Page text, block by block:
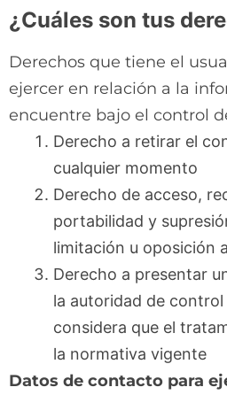
¿Cuáles son tus
Derechos que tiene el
ejercer en relación a la
encuentre bajo el control
Derecho a retirar el
cualquier momento
Derecho de acceso,
portabilidad y
limitación u oposición
Derecho a presentar
la autoridad de
considera que el
la normativa vigente
Datos de contacto para